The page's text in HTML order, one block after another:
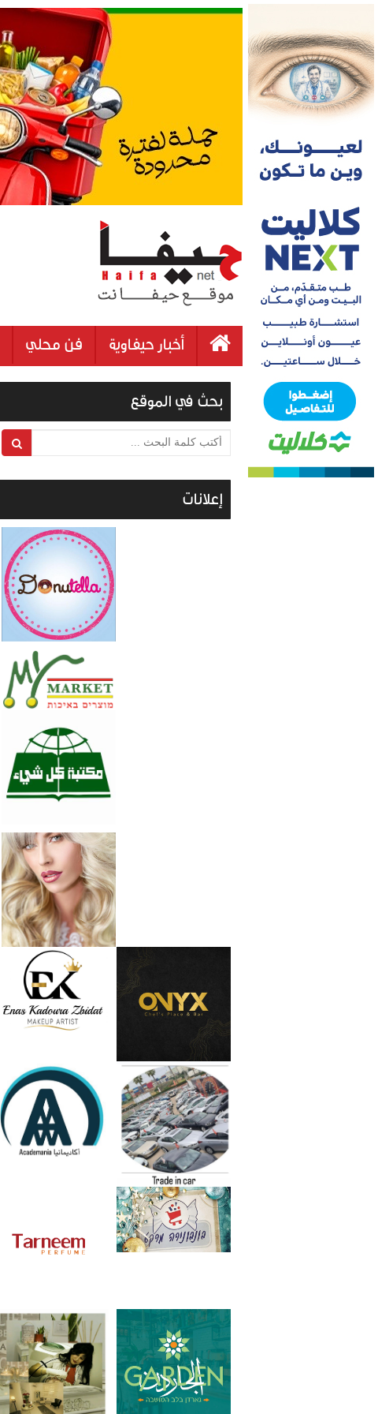
أخبار حيفاوية فن محلي
بحث في الموقع
أكتب كلمة البحث ...
إعلانات